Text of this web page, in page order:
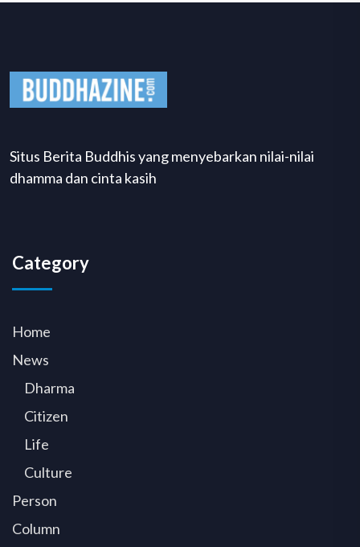
Situs Berita Buddhis yang menyebarkan nilai-nilai
dhamma dan cinta kasih
Category
Home
News
Dharma
Citizen
Life
Culture
Person
Column